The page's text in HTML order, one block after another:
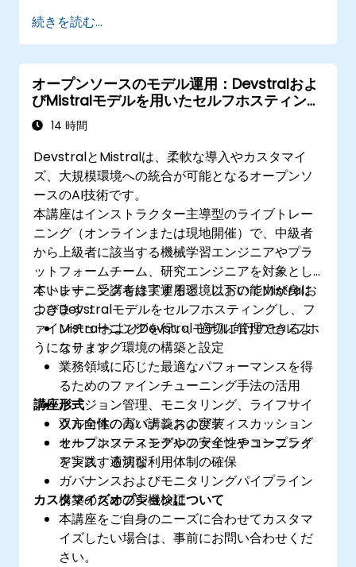
続きを読む...
オープンソースのモデル運用：Devstralおよ
びMistralモデルを用いたセルフホスティン
グ、ファインチューニング、ガバナンス
14 時間
DevstralとMistralは、柔軟な導入やカスタマイ
ズ、大規模環境への統合が可能となるオープンソ
ースのAI技術です。
本講座はインストラクター主導型のライブトレー
ニング（オンラインまたは現地開催）で、中級者
から上級者に該当する機械学習エンジニアやプラ
ットフォームチーム、研究エンジニアを対象とし
ています。受講者は実運用環境においてMistralお
よびDevstralモデルをセルフホスティングし、フ
ァインチューニングを行い、適切に管理できるよ
うになります。
本トレーニングを終了すると、以下の能力が身に
つきます：
MistralおよびDevstralモデル向けのセルフホ
スティング環境の構築と設定
業務領域に応じた最適なパフォーマンスを得
るためのファインチューニング手法の活用
バージョン管理、モニタリング、ライフサイ
クル全体のガバナンスの実装
オープンソースモデルの安全性やコンプライ
アンス、適切な利用体制の確保
講座形式
双方向性の高い講義およびディスカッション
セルフホスティングやファインチューニング
を実践する演習
ガバナンスおよびモニタリングパイプライン
構築のための実機検証
カスタマイズオプションについて
本講座をご自身のニーズに合わせてカスタマ
イズしたい場合は、事前にお問い合わせくだ
さい。